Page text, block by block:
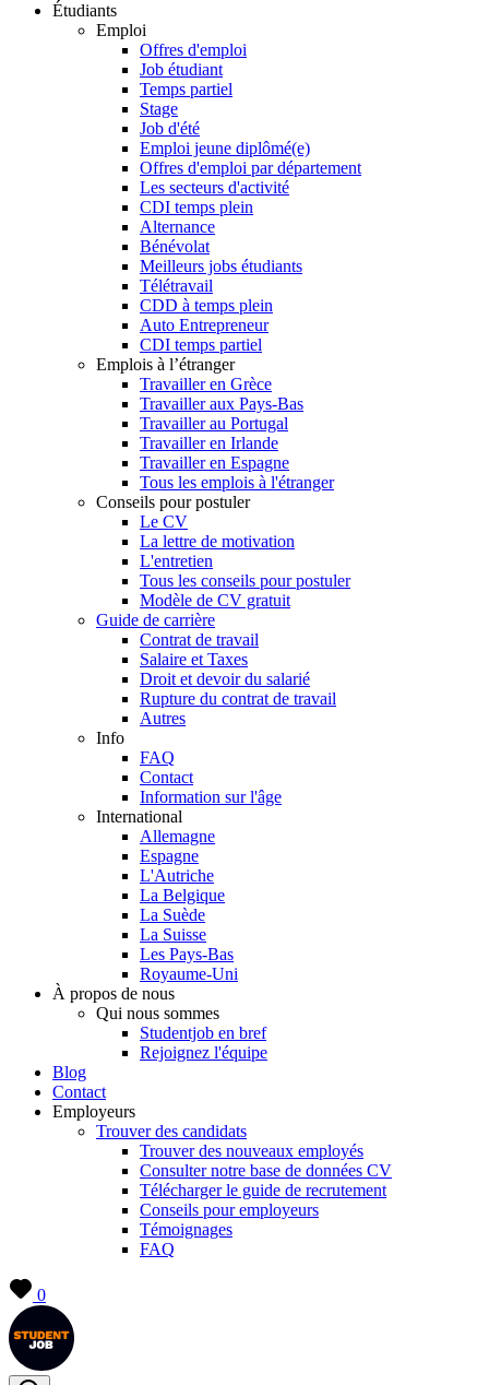
Étudiants
Emploi
Offres d'emploi
Job étudiant
Temps partiel
Stage
Job d'été
Emploi jeune diplômé(e)
Offres d'emploi par département
Les secteurs d'activité
CDI temps plein
Alternance
Bénévolat
Meilleurs jobs étudiants
Télétravail
CDD à temps plein
Auto Entrepreneur
CDI temps partiel
Emplois à l’étranger
Travailler en Grèce
Travailler aux Pays-Bas
Travailler au Portugal
Travailler en Irlande
Travailler en Espagne
Tous les emplois à l'étranger
Conseils pour postuler
Le CV
La lettre de motivation
L'entretien
Tous les conseils pour postuler
Modèle de CV gratuit
Guide de carrière
Contrat de travail
Salaire et Taxes
Droit et devoir du salarié
Rupture du contrat de travail
Autres
Info
FAQ
Contact
Information sur l'âge
International
Allemagne
Espagne
L'Autriche
La Belgique
La Suède
La Suisse
Les Pays-Bas
Royaume-Uni
À propos de nous
Qui nous sommes
Studentjob en bref
Rejoignez l'équipe
Blog
Contact
Employeurs
Trouver des candidats
Trouver des nouveaux employés
Consulter notre base de données CV
Télécharger le guide de recrutement
Conseils pour employeurs
Témoignages
FAQ
0